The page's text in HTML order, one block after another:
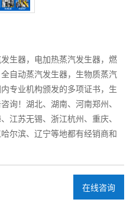
生器，电加热蒸汽发生器，燃
自动蒸汽发生器，生物质蒸汽
专业机构颁发的多项证书，生
询！湖北、湖南、河南郑州、
江苏无锡、浙江杭州、重庆、
尔滨、辽宁等地都有经销商和
在线咨询